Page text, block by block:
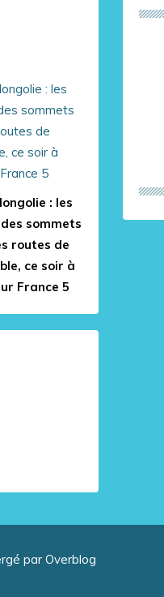
: les
sommets
routes de
ce soir à
France 5
par Overblog